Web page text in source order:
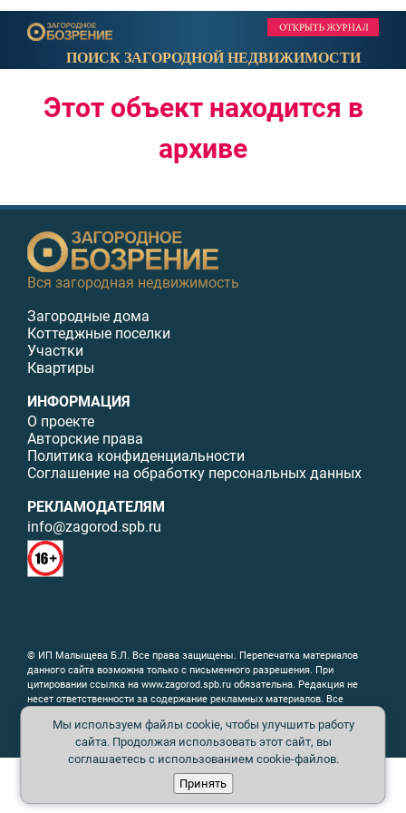
ПОИСК ЗАГОРОДНОЙ НЕДВИЖИМОСТИ
Этот объект находится в
архиве
Вся загородная недвижимость
Загородные дома
Коттеджные поселки
Участки
Квартиры
ИНФОРМАЦИЯ
О проекте
Авторские права
Политика конфиденциальности
Соглашение на обработку персональных данных
РЕКЛАМОДАТЕЛЯМ
info@zagorod.spb.ru
© ИП Малыщева Б.Л. Все права защищены. Перепечатка материалов
данного сайта возможна только с письменного разрешения. При
цитировании ссылка на www.zagorod.spb.ru обязательна. Редакция не
несет ответственности за содержание рекламных материалов. Все
лицензии. Перепечатка любых материалов без письменного согласия
издателя запрещена.
Мы используем файлы cookie, чтобы улучшить работу
сайта. Продолжая использовать этот сайт, вы
соглашаетесь с использованием cookie-файлов.
Принять